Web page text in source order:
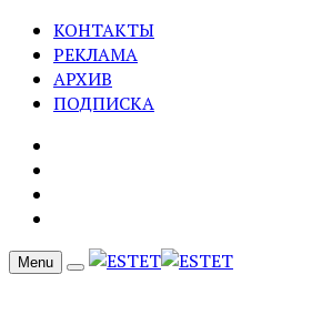
КОНТАКТЫ
РЕКЛАМА
АРХИВ
ПОДПИСКА
Menu